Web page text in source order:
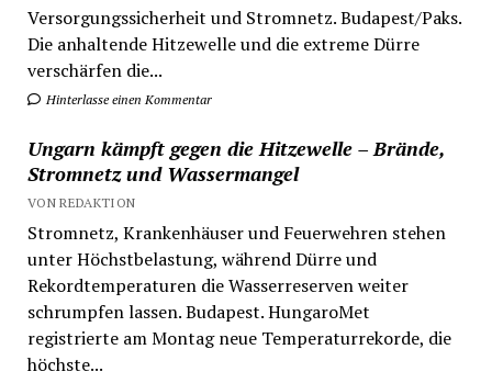
Versorgungssicherheit und Stromnetz. Budapest/Paks.
Die anhaltende Hitzewelle und die extreme Dürre
verschärfen die...
Hinterlasse einen Kommentar
Ungarn kämpft gegen die Hitzewelle – Brände,
Stromnetz und Wassermangel
VON REDAKTION
Stromnetz, Krankenhäuser und Feuerwehren stehen
unter Höchstbelastung, während Dürre und
Rekordtemperaturen die Wasserreserven weiter
schrumpfen lassen. Budapest. HungaroMet
registrierte am Montag neue Temperaturrekorde, die
höchste...